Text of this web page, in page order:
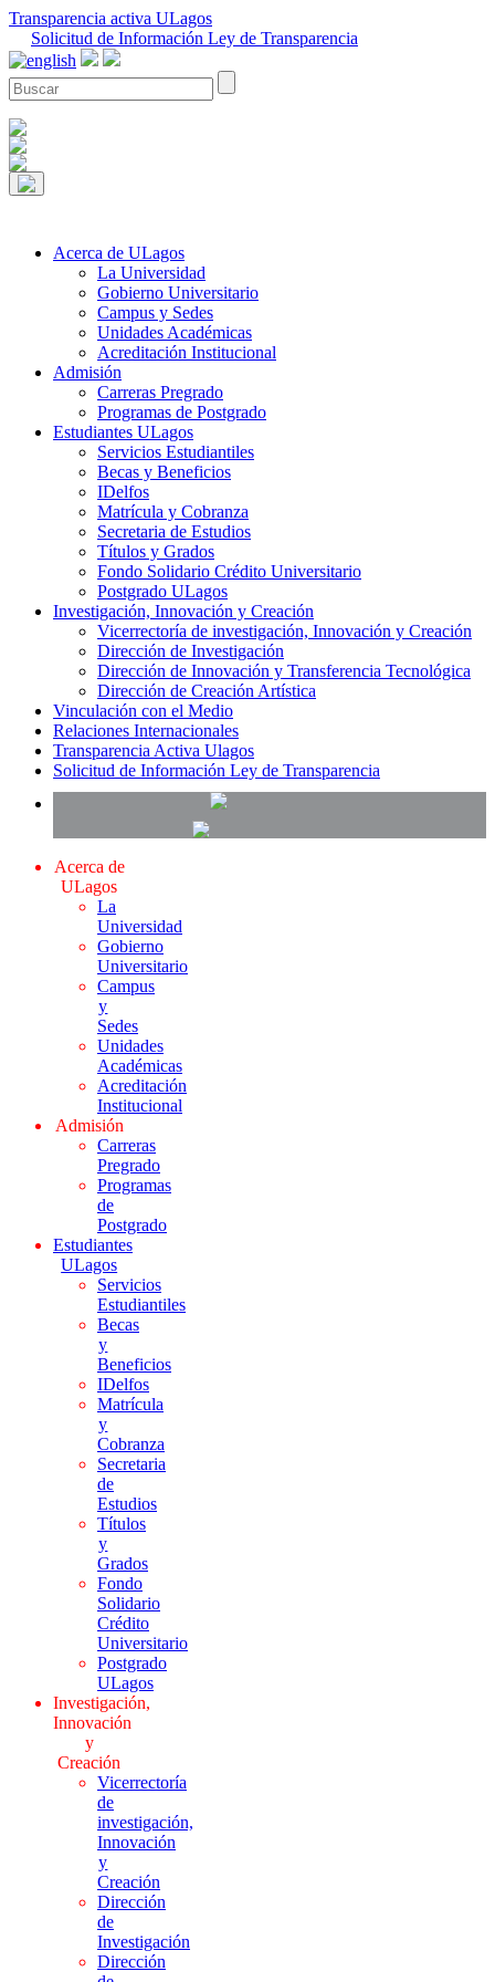
Transparencia activa ULagos
Solicitud de Información Ley de Transparencia
Acerca de ULagos
La Universidad
Gobierno Universitario
Campus y Sedes
Unidades Académicas
Acreditación Institucional
Admisión
Carreras Pregrado
Programas de Postgrado
Estudiantes ULagos
Servicios Estudiantiles
Becas y Beneficios
IDelfos
Matrícula y Cobranza
Secretaria de Estudios
Títulos y Grados
Fondo Solidario Crédito Universitario
Postgrado ULagos
Investigación, Innovación y Creación
Vicerrectoría de investigación, Innovación y Creación
Dirección de Investigación
Dirección de Innovación y Transferencia Tecnológica
Dirección de Creación Artística
Vinculación con el Medio
Relaciones Internacionales
Transparencia Activa Ulagos
Solicitud de Información Ley de Transparencia
Acerca de
ULagos
La
Universidad
Gobierno
Universitario
Campus
y
Sedes
Unidades
Académicas
Acreditación
Institucional
Admisión
Carreras
Pregrado
Programas
de
Postgrado
Estudiantes
ULagos
Servicios
Estudiantiles
Becas
y
Beneficios
IDelfos
Matrícula
y
Cobranza
Secretaria
de
Estudios
Títulos
y
Grados
Fondo
Solidario
Crédito
Universitario
Postgrado
ULagos
Investigación,
Innovación
y
Creación
Vicerrectoría
de
investigación,
Innovación
y
Creación
Dirección
de
Investigación
Dirección